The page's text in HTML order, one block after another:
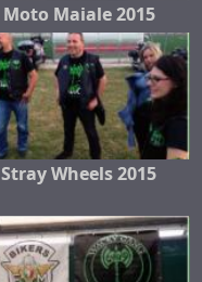
Moto Maiale 2015
Stray Wheels 2015